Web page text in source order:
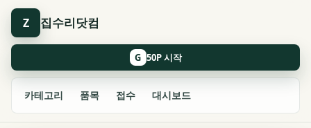
Z 집수리닷컴
카테고리 품목 접수 대시보드
G